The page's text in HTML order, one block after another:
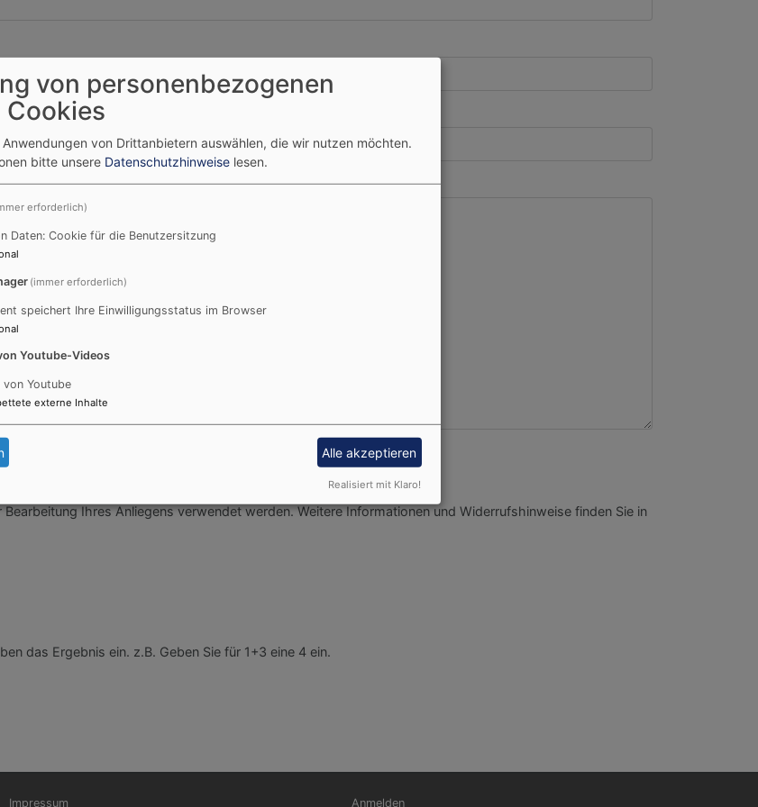
an.
Ihres Anliegens verwendet werden. Weitere Informationen und Widerrufshinweise finden Sie in
das Ergebnis ein. z.B. Geben Sie für 1+3 eine 4 ein.
Fußbereichsmenü
Impressum Benutzermenü
Anmelden
von personenbezogenen
Cookies
von Drittanbietern auswählen, die wir nutzen möchten.
bitte unsere Datenschutzhinweise lesen.
erforderlich)
Daten: Cookie für die Benutzersitzung
(immer erforderlich)
speichert Ihre Einwilligungsstatus im Browser
Youtube-Videos
Youtube
externe Inhalte
Alle akzeptieren
Realisiert mit Klaro!